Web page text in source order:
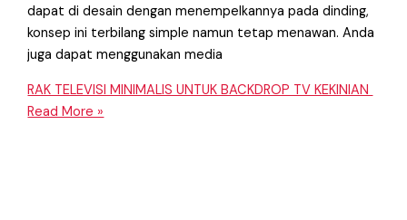
dapat di desain dengan menempelkannya pada dinding,
konsep ini terbilang simple namun tetap menawan. Anda
juga dapat menggunakan media
RAK TELEVISI MINIMALIS UNTUK BACKDROP TV KEKINIAN
Read More »